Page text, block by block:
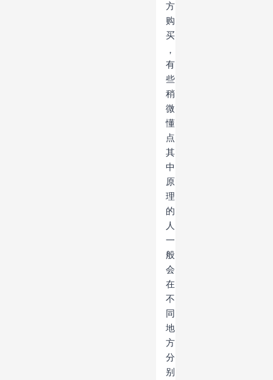
方
购
买
，
有
些
稍
微
懂
点
其
中
原
理
的
人
一
般
会
在
不
同
地
方
分
别